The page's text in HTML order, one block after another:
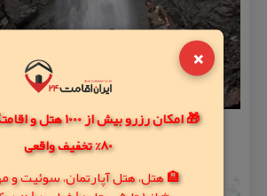
×
🎁 امکان رزرو بیش از
80% تخفیف واقعی
🏨 هتل، هتل آپارتمان، سوئیت و